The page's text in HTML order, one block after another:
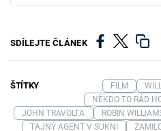
SDÍLEJTE ČLÁNEK
ŠTÍTKY FILM
NĚKDO TO RÁD
JOHN TRAVOLTA
ROBIN
TAJNÝ AGENT V SUKNI